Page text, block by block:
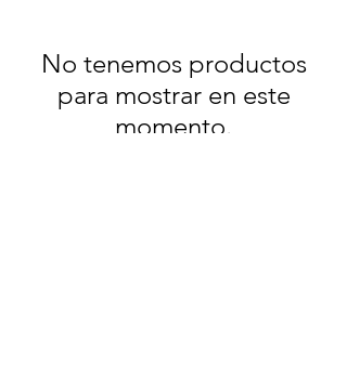
No tenemos productos
para mostrar en este
momento.